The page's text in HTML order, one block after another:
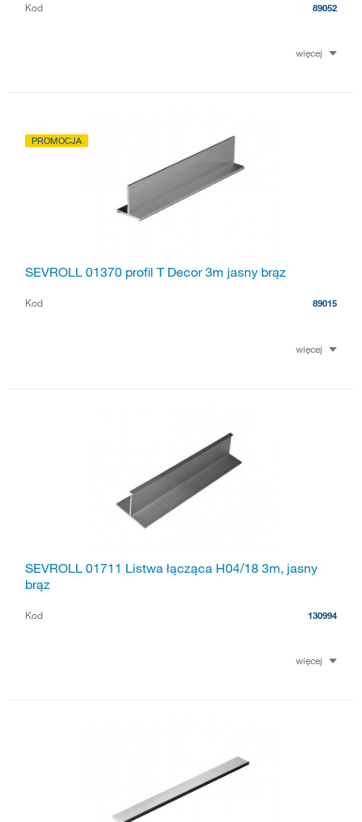
Kod 89052
więcej
PROMOCJA
SEVROLL 01370 profil T Decor 3m jasny brąz
Kod 89015
więcej
SEVROLL 01711 Listwa łącząca H04/18 3m, jasny
brąz
Kod 130994
więcej